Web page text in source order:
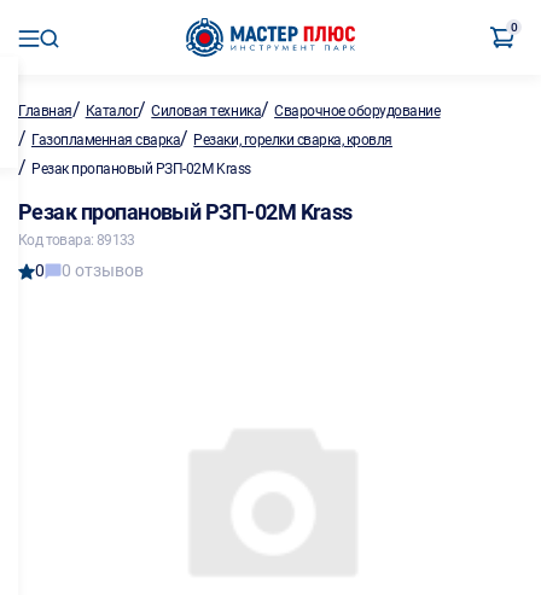
0
Главная/ Каталог/Силовая техника/Сварочное оборудование
/ Газопламенная сварка/ Резаки, горелки сварка, кровля
/ Резак пропановый РЗП-02M Krass
Резак пропановый РЗП-02M Krass
Код товара: 89133
0 0 отзывов